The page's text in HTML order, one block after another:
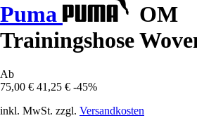
Puma
OM
Trainingshose
Ab
75,00 € 41,25 € -45%
inkl. MwSt. zzgl. Versandkosten